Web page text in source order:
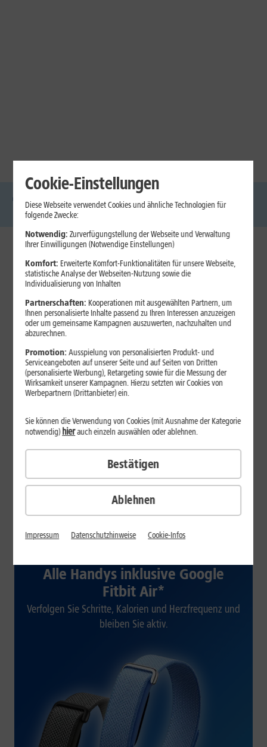
Glasfaser Internet Handys
Mobilfunk-
Laptops
1&1 Internet
Jetzt unterbrechungsfrei ins sehr gute Netz wechseln.
Ohne doppelte Kosten.*
ab 29,99
€/Monat*
Verfügbarkeit prüfen
Alle Handys inklusive Google
Fitbit Air*
Verfolgen Sie Schritte, Kalorien und Herzfrequenz und
bleiben Sie aktiv.
Cookie-Einstellungen
Diese Webseite verwendet Cookies und ähnliche Technologien für
folgende Zwecke:
Notwendig: Zurverfügungstellung der Webseite und Verwaltung
Ihrer Einwilligungen (Notwendige Einstellungen)
Komfort: Erweiterte Komfort-Funktionalitäten für unsere Webseite,
statistische Analyse der Webseiten-Nutzung sowie die
Individualisierung von Inhalten
Partnerschaften: Kooperationen mit ausgewählten Partnern, um
Ihnen personalisierte Inhalte passend zu Ihren Interessen anzuzeigen
oder um gemeinsame Kampagnen auszuwerten, nachzuhalten und
abzurechnen.
Promotion:Ausspielung von personalisierten Produkt- und
Serviceangeboten auf unserer Seite und auf Seiten von Dritten
(personalisierte Werbung), Retargeting sowie für die Messung der
Wirksamkeit unserer Kampagnen. Hierzu setzten wir Cookies von
Werbepartnern (Drittanbieter) ein.
Ablehnen
Sie können die Verwendung von Cookies (mit Ausnahme der Kategorie
notwendig)hierauch einzeln auswählen oder ablehnen.
Bestätigen
Impressum Datenschutzhinweise Cookie-Infos